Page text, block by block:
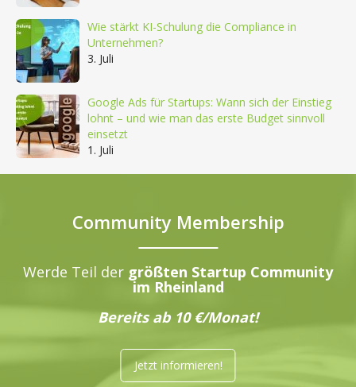
Wie stärkt KI-Schulung die Compliance in
Unternehmen?
3. Juli
Google Ads für Startups: Wann sich der Einstieg
lohnt – und wie man das erste Budget sinnvoll
einsetzt
1. Juli
Community Membership
Werde Teil der größten Startup Community
im Rheinland
Bereits ab 10 €/Monat!
Jetzt informieren!